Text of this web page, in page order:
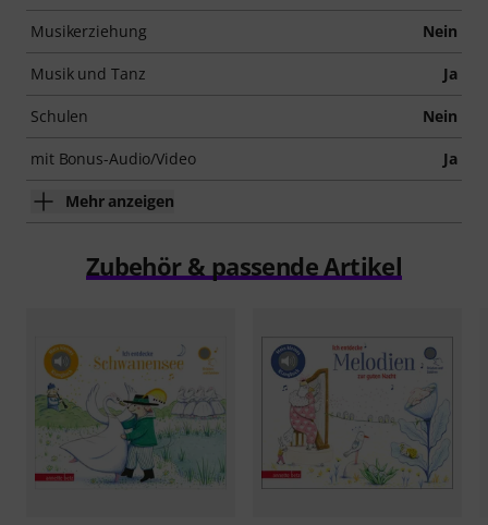
Musikerziehung Nein
Musik und Tanz Ja
Schulen Nein
mit Bonus-Audio/Video Ja
Mehr anzeigen
Zubehör & passende Artikel